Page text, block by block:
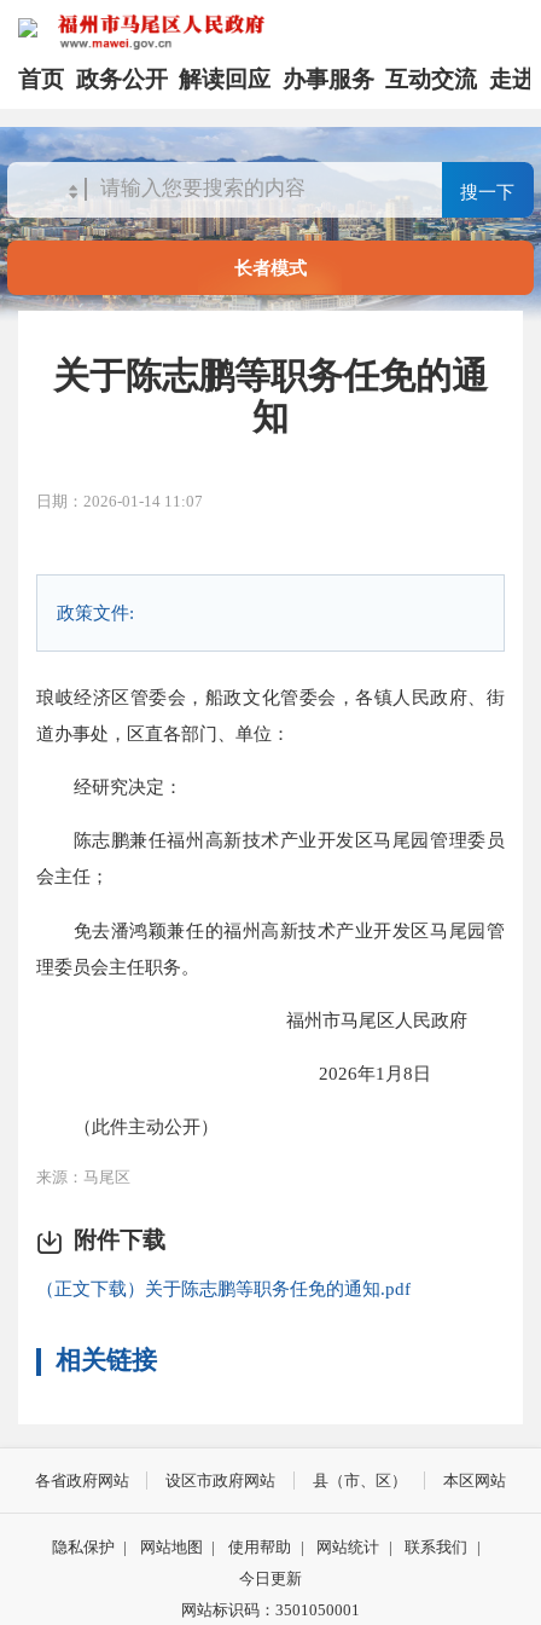
首页 政务公开 解读回应 办事服务 互动交流 走进
搜一下
长者模式
关于陈志鹏等职务任免的通
知
日期：2026-01-14 11:07
政策文件:
琅岐经济区管委会，船政文化管委会，各镇人民政府、街
道办事处，区直各部门、单位：
经研究决定：
陈志鹏兼任福州高新技术产业开发区马尾园管理委员
会主任；
免去潘鸿颖兼任的福州高新技术产业开发区马尾园管
理委员会主任职务。
福州市马尾区人民政府
2026年1月8日
（此件主动公开）
来源：马尾区
附件下载
（正文下载）关于陈志鹏等职务任免的通知.pdf
相关链接
各省政府网站 设区市政府网站 县（市、区） 本区网站
隐私保护 | 网站地图 | 使用帮助 | 网站统计 | 联系我们
|
今日更新
网站标识码：3501050001